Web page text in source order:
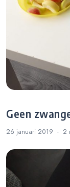
Geen
26 januari 2019 2